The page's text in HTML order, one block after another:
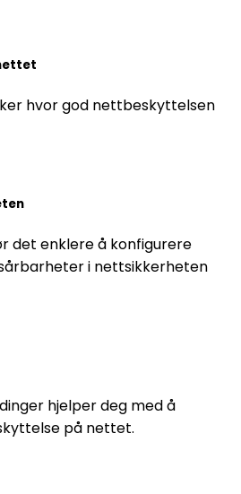
hvor god nettbeskyttelsen
det enklere å konfigurere
i nettsikkerheten
hjelper deg med å
på nettet.